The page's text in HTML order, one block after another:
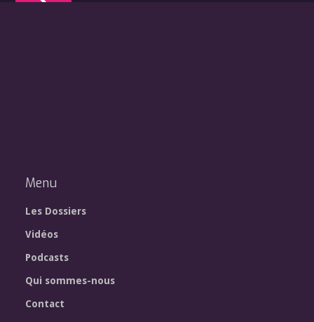
Menu
Les Dossiers
Vidéos
Podcasts
Qui sommes-nous
Contact